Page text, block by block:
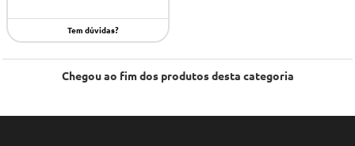
Tem dúvidas?
Chegou ao fim dos produtos desta categoria